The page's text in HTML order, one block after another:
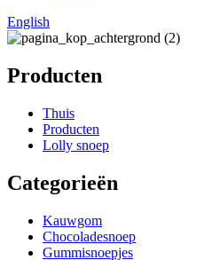
English
Producten
Thuis
Producten
Lolly snoep
Categorieën
Kauwgom
Chocoladesnoep
Gummisnoepjes